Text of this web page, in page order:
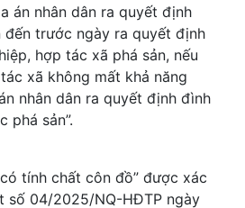
án nhân dân ra quyết định
đến trước ngày ra quyết định
hợp tác xã phá sản, nếu
xã không mất khả năng
nhân dân ra quyết định đình
phá sản”.